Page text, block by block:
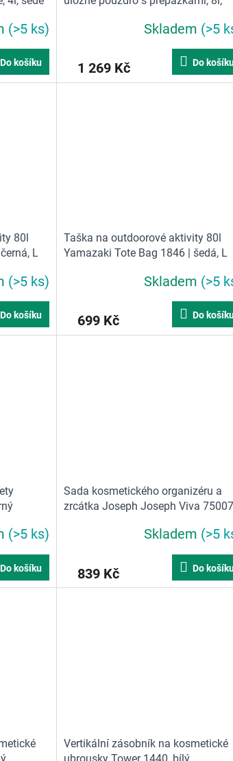
(>5 ks)
Do košíku
Skladem (>5
1 269 Kč Do
80l
L
(>5 ks)
Do košíku
Taška na outdoorové aktivity 80l
Yamazaki Tote Bag 1846 | šedá, L
Skladem (>5
699 Kč Do
(>5 ks)
Do košíku
Sada kosmetického organizéru a
zrcátka Joseph Joseph Viva 75007
Skladem (>5
839 Kč Do
Vertikální zásobník na kosmetické